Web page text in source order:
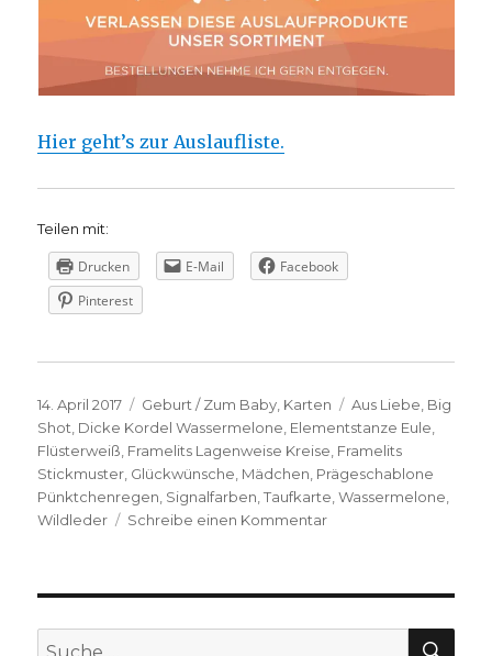
Hier geht’s zur Auslaufliste.
Teilen mit:
Drucken E-Mail
Facebook
Pinterest
Veröffentlicht
am
14. April 2017 Kategorien
Geburt / Zum Baby Karten Schlagwörter
Aus Liebe Big
Shot Dicke Kordel Wassermelone Elementstanze Eule
Flüsterweiß Framelits Lagenweise Kreise Framelits
Stickmuster Glückwünsche Mädchen Prägeschablone
Pünktchenregen Signalfarben ,Taufkarte ,Wassermelone
Wildleder
Schreibe einen Kommentarzu
Eulenstanze
Suche